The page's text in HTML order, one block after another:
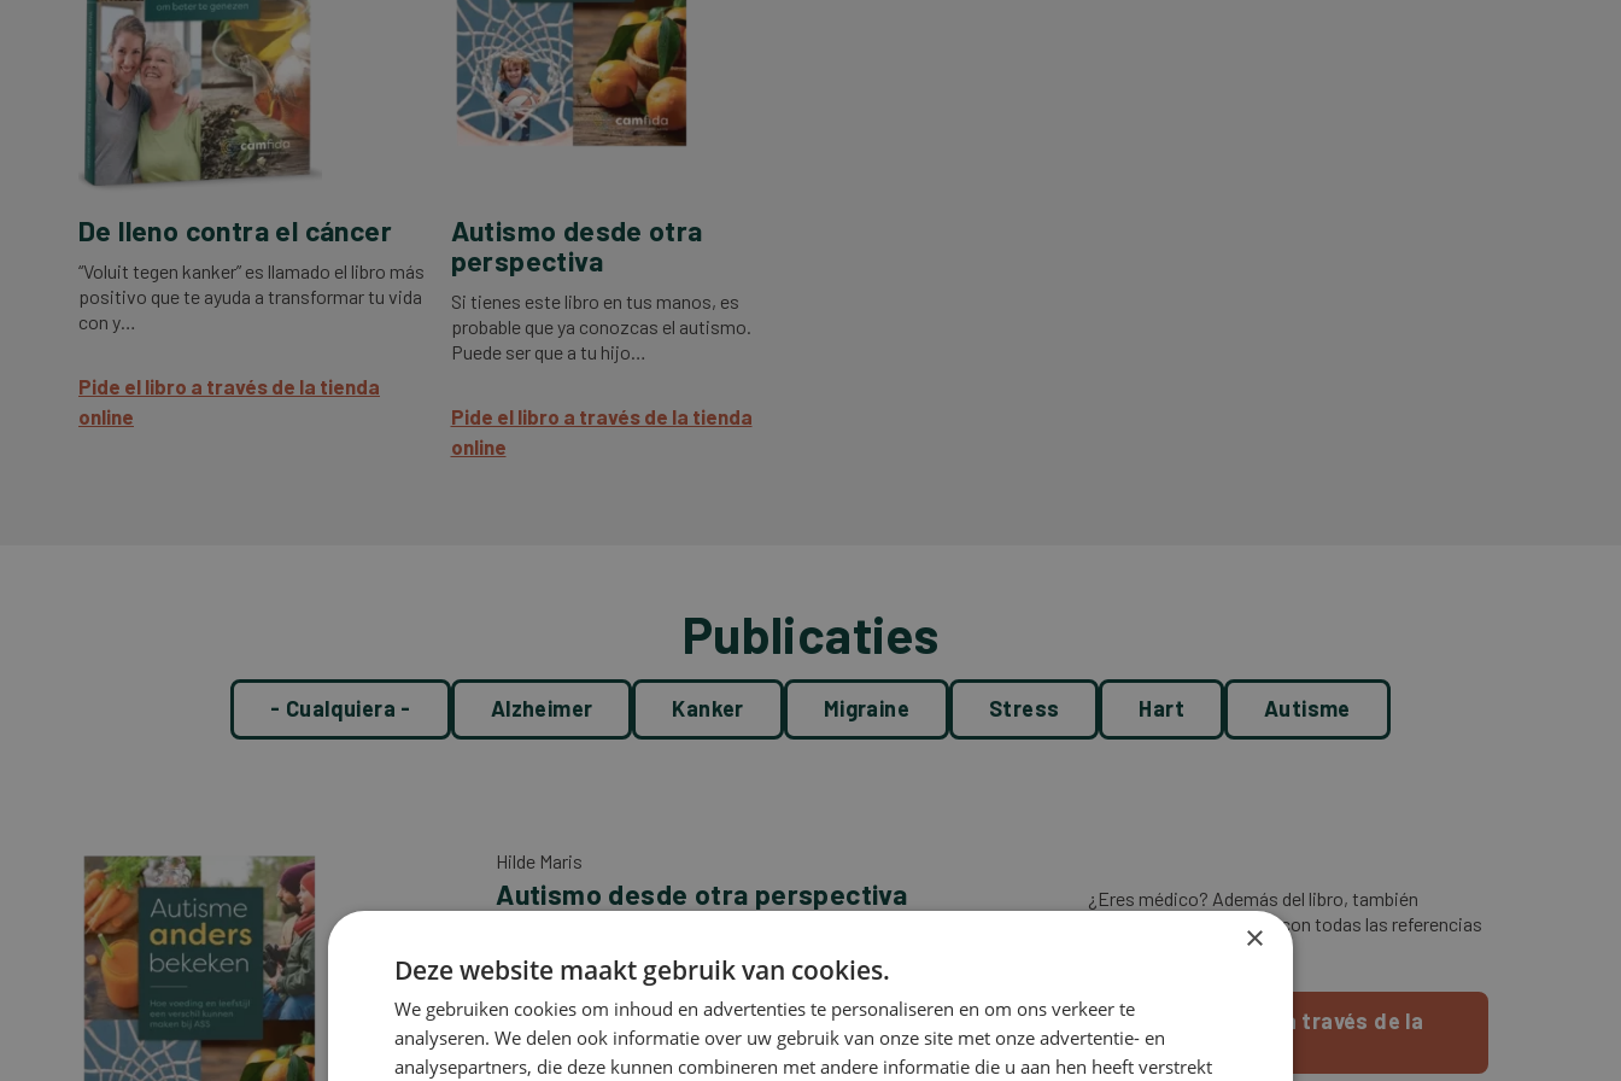
De lleno contra el cáncer
“Voluit tegen kanker” es llamado el libro más
positivo que te ayuda a transformar tu vida
con y…
Pide el libro a través de la tienda
online
Autismo desde otra
perspectiva
Si tienes este libro en tus manos, es
probable que ya conozcas el autismo.
Puede ser que a tu hijo…
Pide el libro a través de la tienda
online
Publicaties
- Cualquiera - Alzheimer Kanker Migraine Stress Hart Autisme
Hilde Maris
Autismo desde otra perspectiva
autismo. Puede ser que a tu hijo le hayan dado el diagnóstico, o a
alguien de tu entorno cercano. Quizá tú mismo reconozcas
rasgos de autismo.
Este libro puede ayudarte a abordar el autismo desde la raíz. Tú
¿Eres médico? Además del libro, también
ofrecemos un apéndice con todas las referencias
Pide el libro a través de la
tienda online
×
Deze website maakt gebruik van cookies.
We gebruiken cookies om inhoud en advertenties te personaliseren en om ons verkeer te
analyseren. We delen ook informatie over uw gebruik van onze site met onze advertentie- en
analysepartners, die deze kunnen combineren met andere informatie die u aan hen heeft verstrekt